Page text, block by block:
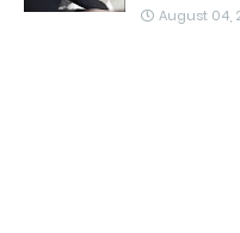
August 04,